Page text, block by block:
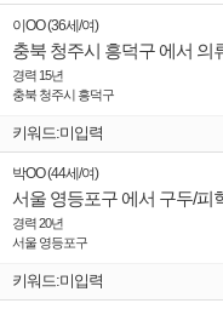
이OO(36세 /여)
경력 15년
충북 청주시 흥덕구
키워드:미입력
박OO(44세 /여)
경력 20년
서울 영등포구
키워드:미입력